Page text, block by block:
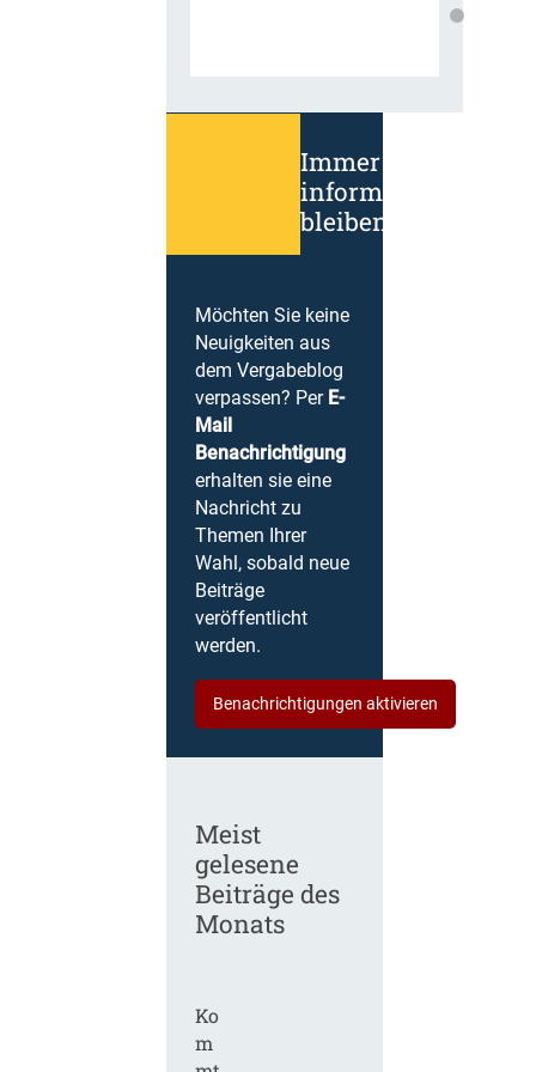
Immer
informiert
bleiben!
Möchten Sie keine
Neuigkeiten aus
dem Vergabeblog
verpassen? Per E-
Mail
Benachrichtigung
erhalten sie eine
Nachricht zu
Themen Ihrer
Wahl, sobald neue
Beiträge
veröffentlicht
werden.
Benachrichtigungen aktivieren
Meist
gelesene
Beiträge des
Monats
Ko
m